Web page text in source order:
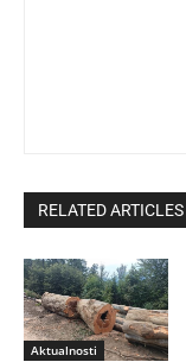
RELATED ARTICLES
Aktualnosti